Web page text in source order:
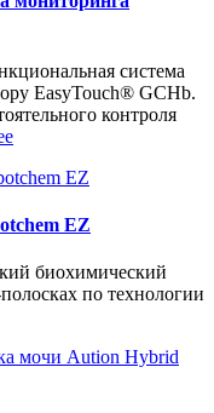
система
EasyTouch® GCHb.
контроля
EZ
биохимический
по технологии